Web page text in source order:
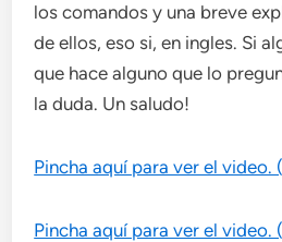
los comandos y una breve
de ellos, eso si, en ingles. Si
que hace alguno que lo
la duda. Un saludo!
Pincha aquí para ver el video.
Pincha aquí para ver el video.